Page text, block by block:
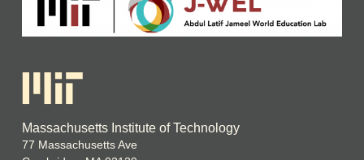
Massachusetts Institute of Technology
77 Massachusetts Ave